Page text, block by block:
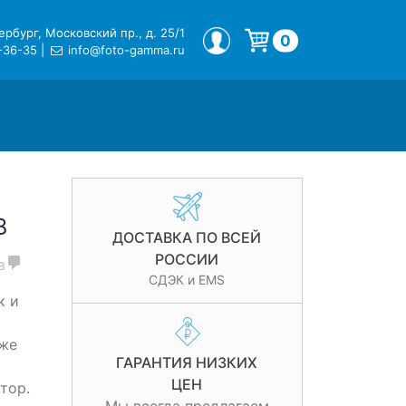
Московский пр., д. 25/1
36-35
info@foto-gamma.ru
МОЙ ПРОФИЛЬ 0
ДОСТАВКА ПО ВСЕЙ
РОССИИ
СДЭК и EMS
ГАРАНТИЯ НИЗКИХ
ЦЕН
и